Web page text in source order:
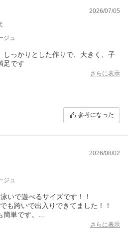
を重視した仕様のため、重量がございま
おかけいたしますが、その分、丈夫さや
をありがたく思っております。
300cm、実際に水が入る部分の内寸は
かいサイズ表記は商品ページに記載し
認ください。
。
さんお楽しみいただけますと幸いです。
2026/07/05
ジュ
しっかりとした作りで、大きく、子
足です
さらに表示
参考になった
2026/08/02
ジュ
いで遊べるサイズです！！
も跨いで出入りできてました！！
単です。
ワンシーズン維持のために専用のカ
いなと思います！
さらに表示